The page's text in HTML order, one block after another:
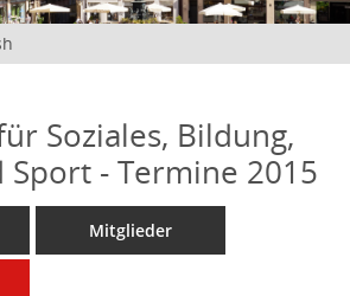
Soziales, Bildung,
Sport - Termine 2015
Mitglieder